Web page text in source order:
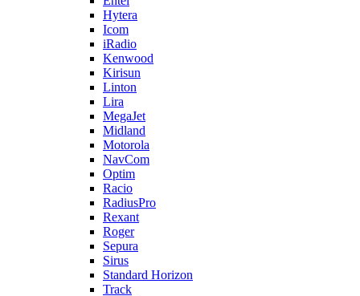
Hytera
Icom
iRadio
Kenwood
Kirisun
Linton
Lira
MegaJet
Midland
Motorola
NavCom
Optim
Racio
RadiusPro
Rexant
Roger
Sepura
Sirus
Standard Horizon
Track